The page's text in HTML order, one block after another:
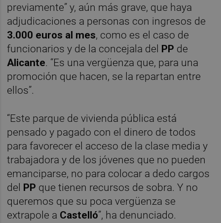
previamente” y, aún más grave, que haya
adjudicaciones a personas con ingresos de
3.000 euros al mes, como es el caso de
funcionarios y de la concejala del PP de
Alicante. “Es una vergüenza que, para una
promoción que hacen, se la repartan entre
ellos”.
“Este parque de vivienda pública está
pensado y pagado con el dinero de todos
para favorecer el acceso de la clase media y
trabajadora y de los jóvenes que no pueden
emanciparse, no para colocar a dedo cargos
del PP que tienen recursos de sobra. Y no
queremos que su poca vergüenza se
extrapole a Castelló”, ha denunciado.